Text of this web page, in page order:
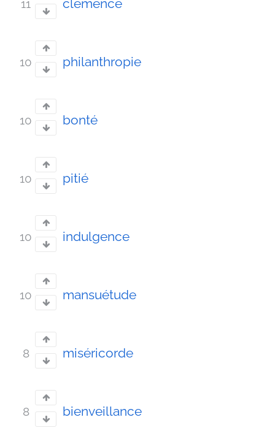
11 clémence
10 philanthropie
10 bonté
10 pitié
10 indulgence
10 mansuétude
8 miséricorde
8 bienveillance